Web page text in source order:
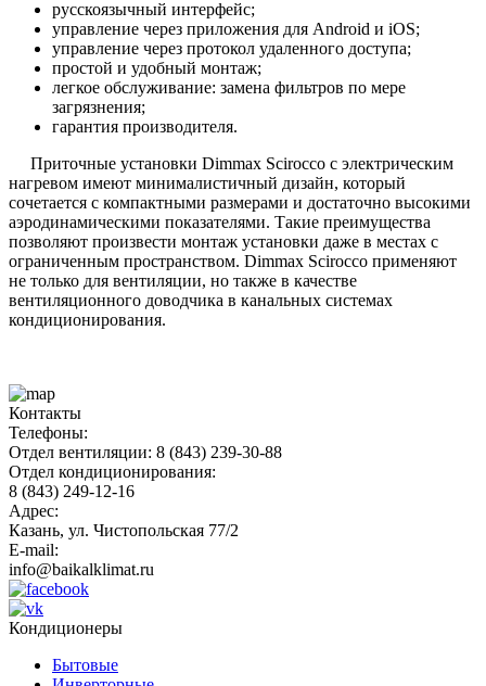
русскоязычный интерфейс;
управление через приложения для Android и iOS;
управление через протокол удаленного доступа;
простой и удобный монтаж;
легкое обслуживание: замена фильтров по мере
загрязнения;
гарантия производителя.
Приточные установки Dimmax Scirocco с электрическим
нагревом имеют минималистичный дизайн, который
сочетается с компактными размерами и достаточно высокими
аэродинамическими показателями. Такие преимущества
позволяют произвести монтаж установки даже в местах с
ограниченным пространством. Dimmax Scirocco применяют
не только для вентиляции, но также в качестве
вентиляционного доводчика в канальных системах
кондиционирования.
Контакты
Телефоны:
Отдел вентиляции: 8 (843) 239-30-88
Отдел кондиционирования:
8 (843) 249-12-16
Адрес:
Казань, ул. Чистопольская 77/2
E-mail:
info@baikalklimat.ru
Кондиционеры
Бытовые